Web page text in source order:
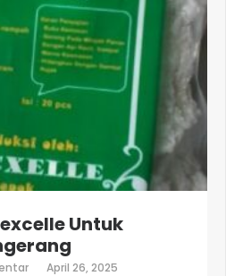
Untuk
padaApril 26, 2025